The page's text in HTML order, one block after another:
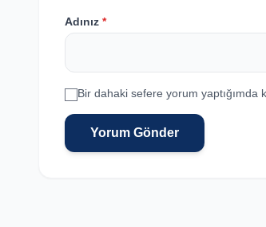
Adınız *
Bir dahaki sefere yorum yaptığımda
Yorum Gönder